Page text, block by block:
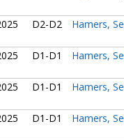
D2-D2 Hamers,
D1-D1 Hamers,
D1-D1 Hamers,
D1-D1 Hamers,